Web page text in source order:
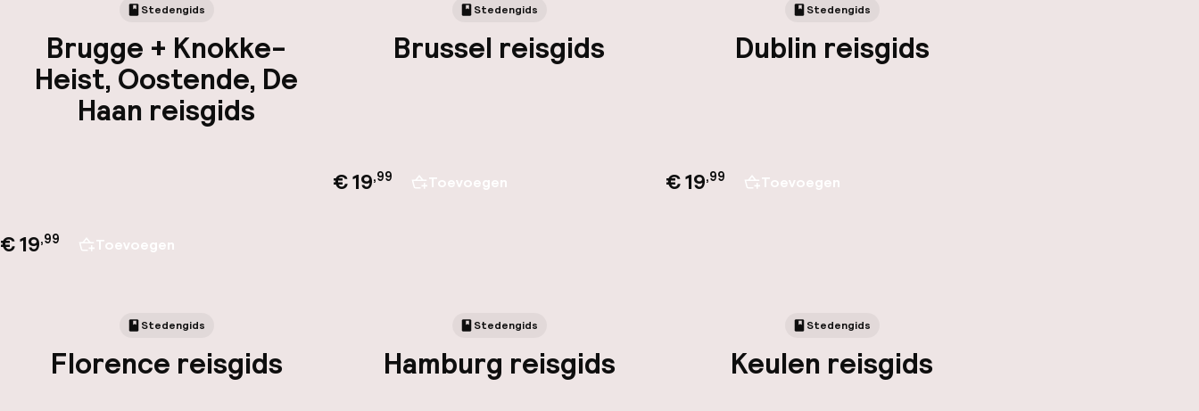
Stedengids
Brugge + Knokke-
Heist, Oostende, De
Haan reisgids
€ 19,99 Toevoegen
Stedengids
Brussel reisgids
€ 19,99 Toevoegen
Stedengids
Dublin reisgids
€ 19,99 Toevoegen
Stedengids
Florence reisgids
Stedengids
Hamburg reisgids
Stedengids
Keulen reisgids